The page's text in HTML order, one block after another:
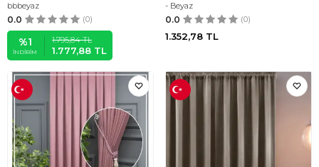
bbbeyaz
0.0 (0)
%1
İNDIRIM
1.795,84TL
1.777,88 TL
- Beyaz
0.0 (0)
1.352,78 TL